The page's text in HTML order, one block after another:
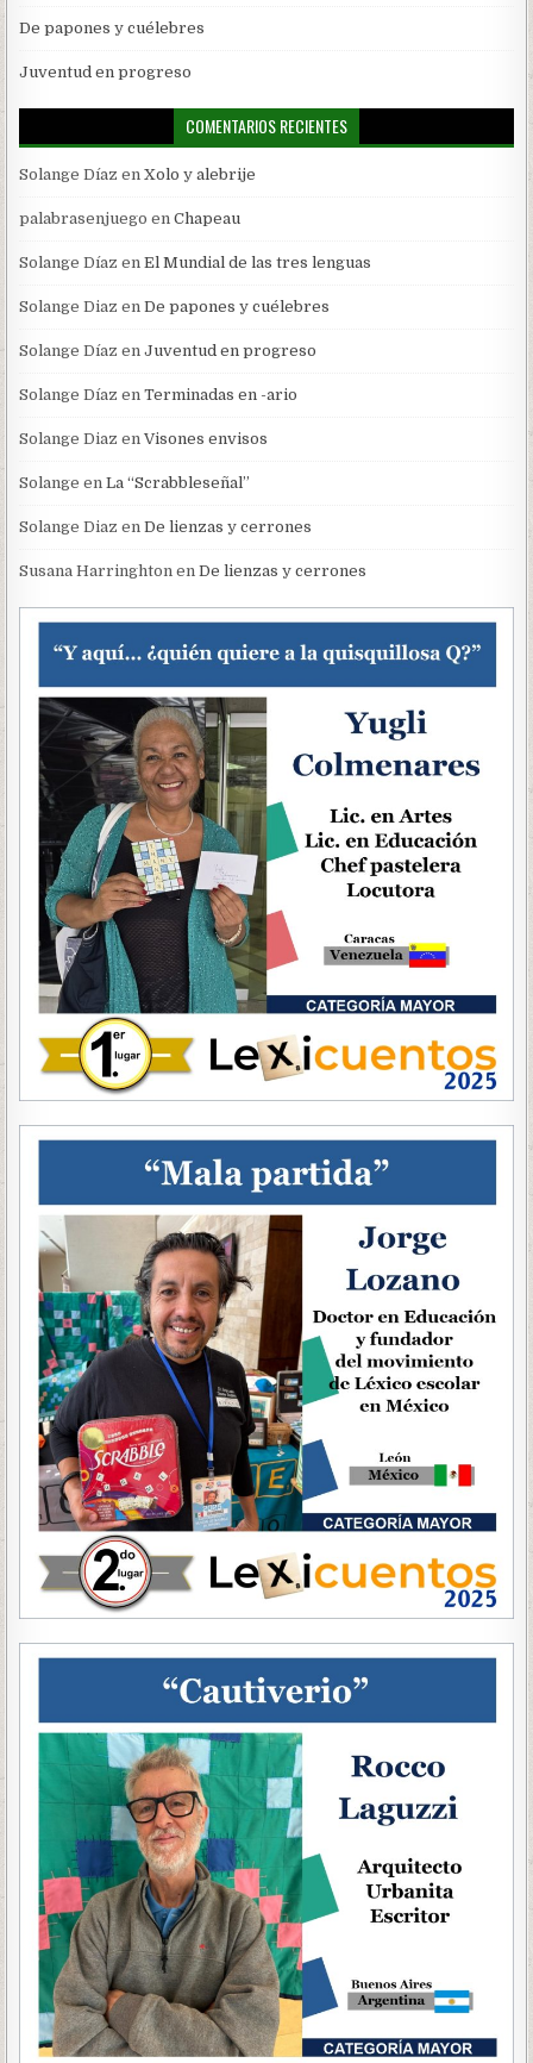
De papones y cuélebres
Juventud en progreso
COMENTARIOS RECIENTES
Solange Díaz enXolo y alebrije
palabrasenjuego enChapeau
Solange Díaz enEl Mundial de las tres lenguas
Solange Diaz enDe papones y cuélebres
Solange Díaz enJuventud en progreso
Solange Díaz enTerminadas en -ario
Solange Diaz enVisones envisos
Solange enLa “Scrabbleseñal”
Solange Diaz enDe lienzas y cerrones
Susana Harringhton enDe lienzas y cerrones